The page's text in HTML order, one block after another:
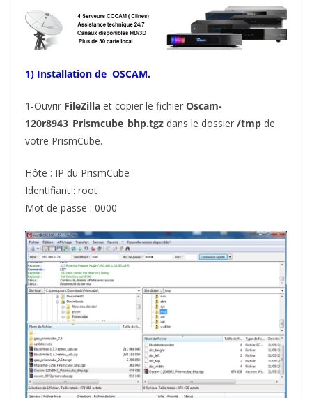
1) Installation de OSCAM.
1-Ouvrir FileZilla et copier le fichier Oscam-
120r8943_Prismcube_bhp.tgz dans le dossier /tmp de
votre PrismCube.
Hôte : IP du PrismCube
Identifiant : root
Mot de passe : 0000